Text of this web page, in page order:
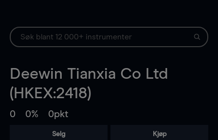
Deewin Tianxia Co Ltd
(HKEX:2418)
0 0% 0pkt
Selg Kjøp